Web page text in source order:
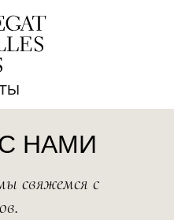
НАМИ
свяжемся с